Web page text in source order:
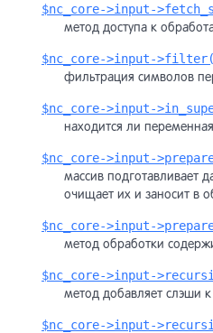
$nc_core->input-
метод доступа к
$nc_core->input-
фильтрация символов
$nc_core->input-
находится ли
$nc_core->input-
массив подготавливает
очищает их и заносит в
$nc_core->input-
метод обработки
$nc_core->input-
метод добавляет слэши
$nc_core->input-